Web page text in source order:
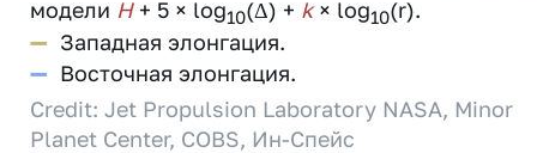
модели H+ 5 × log10(Δ) + k× log10(r).
— Западная элонгация.
— Восточная элонгация.
Credit: Jet Propulsion Laboratory NASA, Minor
Planet Center, COBS, Ин-Спейс